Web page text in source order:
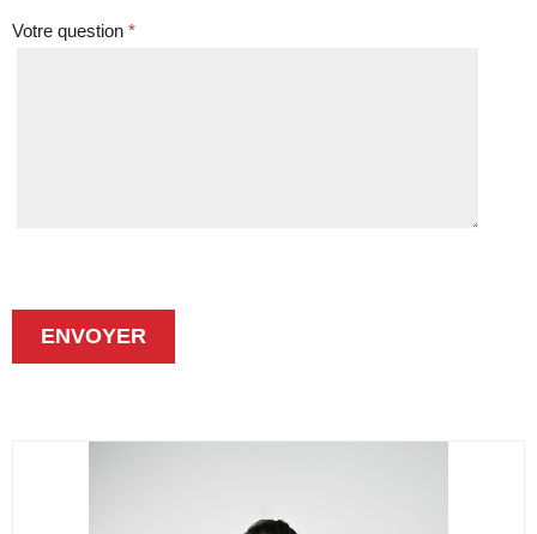
Votre question *